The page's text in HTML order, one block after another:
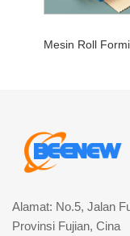
Alamat: No.5, Jalan
Provinsi Fujian, Cina